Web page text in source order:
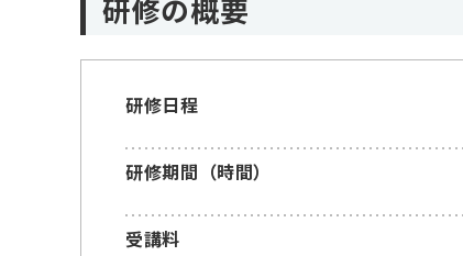
研修の概要
研修日程
研修期間（時間）
受講料